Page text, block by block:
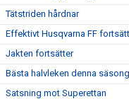
Tätstriden hårdnar
Effektivt Husqvarna FF
Jakten fortsätter
Bästa halvleken denna
Satsning mot Superettan